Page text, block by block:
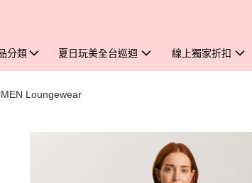
分類 夏日玩美全台巡迴 線上獨家折扣
Loungewear